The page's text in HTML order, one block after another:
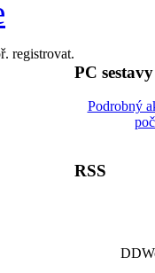
registrovat.
PC
Podrobný
RSS